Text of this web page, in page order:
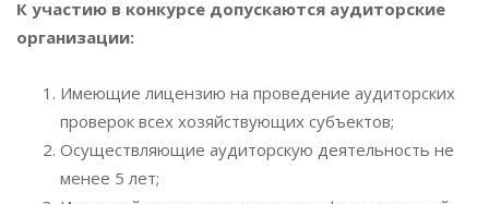
К участию в конкурсе допускаются аудиторские
организации:
Имеющие лицензию на проведение аудиторских
проверок всех хозяйствующих субъектов;
Осуществляющие аудиторскую деятельность не
менее 5 лет;